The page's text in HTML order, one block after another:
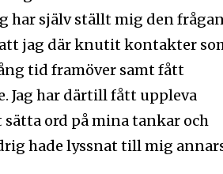
på
Prenumerera
Jag
har själv ställt mig den
jag där knutit kontakter
tid framöver samt fått
Jag har därtill fått uppleva
ord på mina tankar och
hade lyssnat till mig